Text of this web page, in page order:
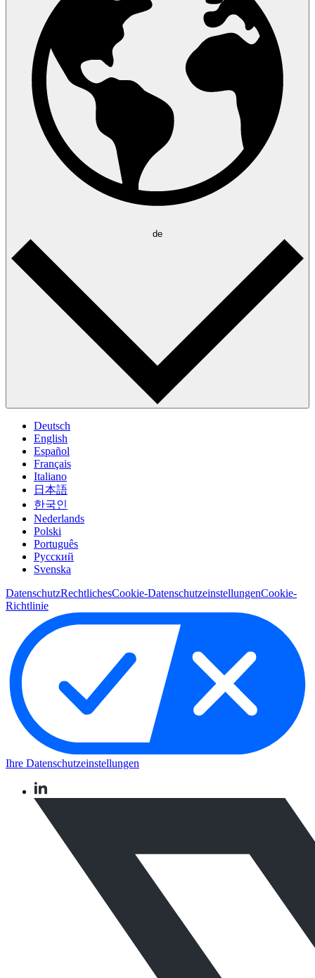
de
Deutsch
English
Español
Français
Italiano
日本語
한국인
Nederlands
Polski
Português
Pусский
Svenska
DatenschutzRechtlichesCookie-DatenschutzeinstellungenCookie-
Richtlinie
Ihre Datenschutzeinstellungen